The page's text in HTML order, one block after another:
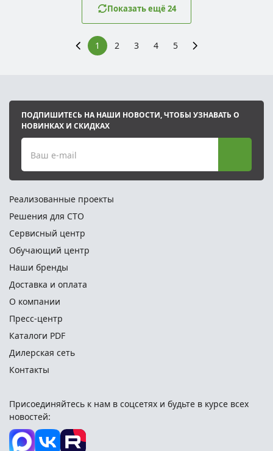
Показать ещё 24
1 2 3 4 5
ПОДПИШИТЕСЬ НА НАШИ НОВОСТИ, ЧТОБЫ УЗНАВАТЬ О
НОВИНКАХ И СКИДКАХ
Ваш e-mail
Реализованные проекты
Решения для СТО
Сервисный центр
Обучающий центр
Наши бренды
Доставка и оплата
О компании
Пресс-центр
Каталоги PDF
Дилерская сеть
Контакты
Присоединяйтесь к нам в соцсетях и будьте в курсе всех
новостей: